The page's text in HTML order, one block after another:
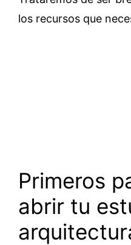
los recursos que
Primeros
abrir tu